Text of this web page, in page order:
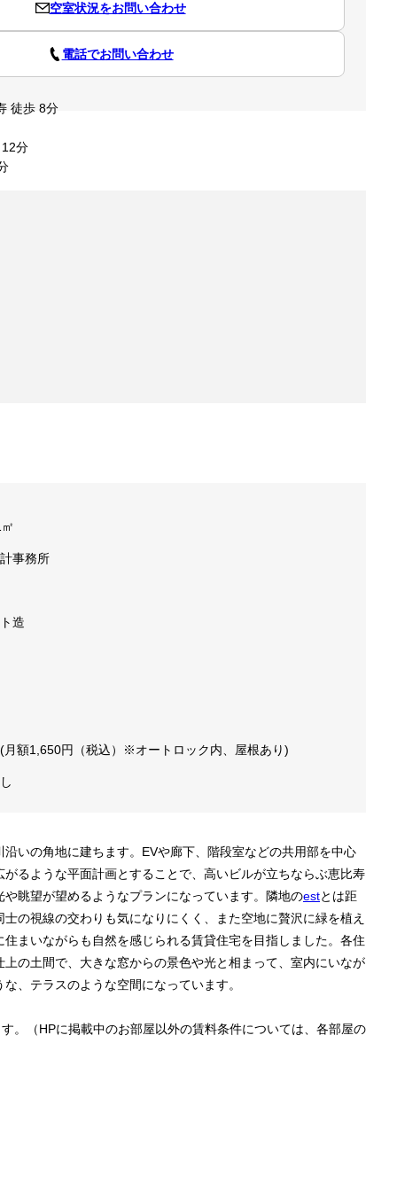
空室状況をお問い合わせ
電話でお問い合わせ
徒歩 8分
分
事務所
造
月額1,650円（税込）※オートロック内、屋根あり)
いの角地に建ちます。EVや廊下、階段室などの共用部を中心
るような平面計画とすることで、高いビルが立ちならぶ恵比寿
眺望が望めるようなプランになっています。隣地のestとは距
の視線の交わりも気になりにくく、また空地に贅沢に緑を植え
まいながらも自然を感じられる賃貸住宅を目指しました。各住
の土間で、大きな窓からの景色や光と相まって、室内にいなが
、テラスのような空間になっています。
。（HPに掲載中のお部屋以外の賃料条件については、各部屋の